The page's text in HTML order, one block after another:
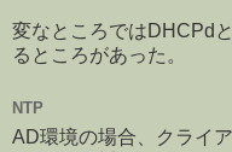
変なところではDHCPd
るところがあった。
NTP
AD環境の場合、クライ